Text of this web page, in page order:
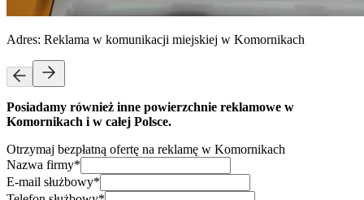
Adres: Reklama w komunikacji miejskiej w Komornikach
Posiadamy również inne powierzchnie reklamowe w
Komornikach i w całej Polsce.
Otrzymaj bezpłatną ofertę na reklamę w Komornikach
Nazwa firmy*
E-mail służbowy*